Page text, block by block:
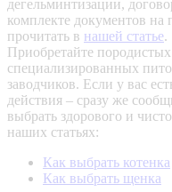
дегельминтизации,
комплекте документов
прочитать в нашей статье.
Приобретайте
специализированных
заводчиков. Если у вас
действия – сразу же
выбрать здорового и
наших статьях:
Как выбрать котенка
Как выбрать щенка